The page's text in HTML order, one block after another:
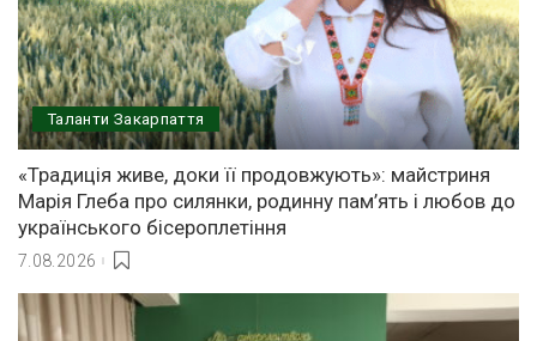
Таланти Закарпаття
«Традиція живе, доки її продовжують»: майстриня
Марія Глеба про силянки, родинну пам’ять і любов до
українського бісероплетіння
7.08.2026